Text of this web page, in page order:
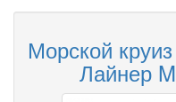
Морской
Лайнер